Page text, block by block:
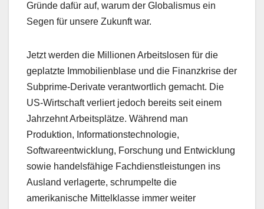
Gründe dafür auf, warum der Globalismus ein
Segen für unsere Zukunft war.
Jetzt werden die Millionen Arbeitslosen für die
geplatzte Immobilienblase und die Finanzkrise der
Subprime-Derivate verantwortlich gemacht. Die
US-Wirtschaft verliert jedoch bereits seit einem
Jahrzehnt Arbeitsplätze. Während man
Produktion, Informationstechnologie,
Softwareentwicklung, Forschung und Entwicklung
sowie handelsfähige Fachdienstleistungen ins
Ausland verlagerte, schrumpelte die
amerikanische Mittelklasse immer weiter